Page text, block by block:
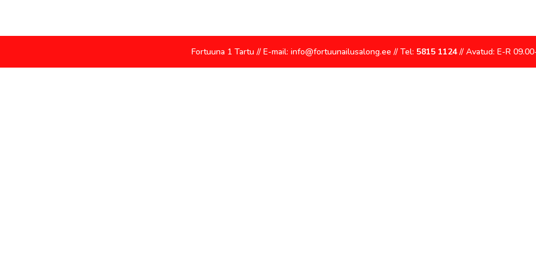
Fortuuna 1 Tartu // E-mail: info@fortuunailusalong.ee // Tel: 5815 1124// Avatud: E-R